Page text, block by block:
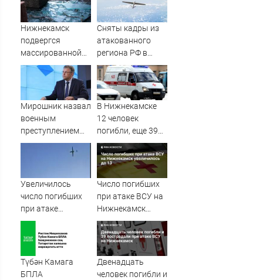
Нижнекамск
подвергся
массированной
атаке БПЛА, есть
погибшие
Сняты кадры из
атакованного
региона РФ в
1200 км от
границы
Мирошник назвал
военным
преступлением
атаку дронов ВСУ
на Нижнекамск
В Нижнекамске
12 человек
погибли, еще 39
пострадали при
атаке БПЛА
Увеличилось
число погибших
при атаке
беспилотников:
среди них есть
ребенок
Число погибших
при атаке ВСУ на
Нижнекамск
увеличилось до
13
Түбән Камага
БПЛА
Двенадцать
человек погибли и